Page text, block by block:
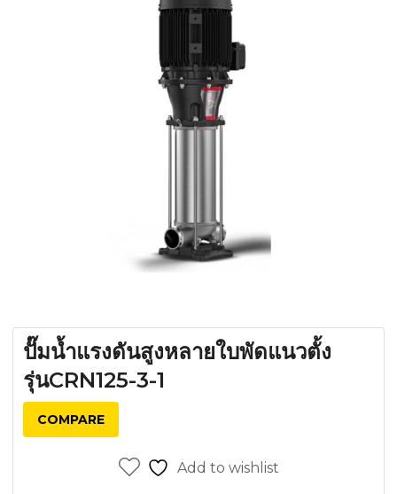
ปั๊มน้ำแรงดันสูงหลายใบพัดแนวตั้ง
รุ่นCRN125-3-1
COMPARE
Add to wishlist